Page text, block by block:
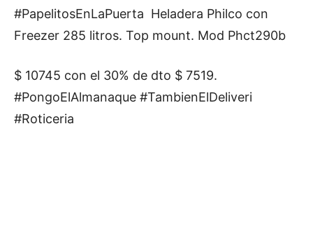
#PapelitosEnLaPuerta Heladera Philco con
Freezer 285 litros. Top mount. Mod Phct290b
$ 10745 con el 30% de dto $ 7519.
#PongoElAlmanaque #TambienElDeliveri
#Roticeria